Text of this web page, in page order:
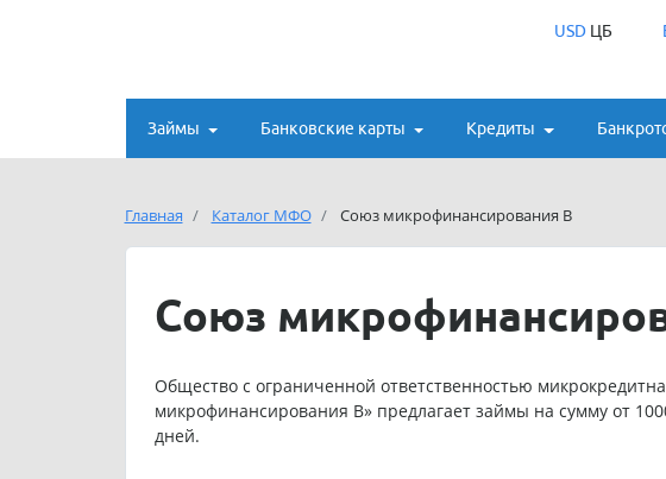
USDЦБ
Займы Банковские карты Кредиты
Главная Каталог МФО Союз микрофинансирования В
Союз
Общество с ограниченной ответственностью
микрофинансирования В» предлагает займы на сумму от
дней.